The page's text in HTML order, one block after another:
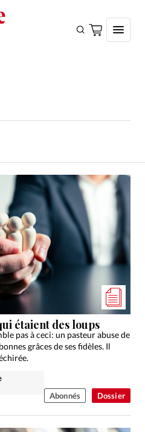
chrétienne
Chronique
Culture
Relations Aujourd'hui
des Eglises
Trait d'Ixène
Dossier
étaient des loups
pas à ceci: un pasteur abuse de
grâces de ses fidèles. Il
Abonnés